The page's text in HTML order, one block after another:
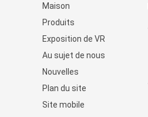
Maison
Produits
Exposition de VR
Au sujet de nous
Nouvelles
Plan du site
Site mobile